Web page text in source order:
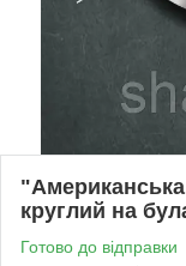
"Американська
круглий на
Готово до відправки